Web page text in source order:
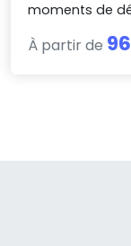
moments de
À partir de